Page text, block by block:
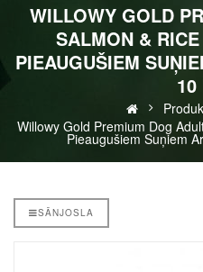
WILLOWY GOLD
SALMON &
PIEAUGUŠIEM
10
Willowy Gold Premium Dog
Pieaugušiem Suņiem
SĀNJOSLA